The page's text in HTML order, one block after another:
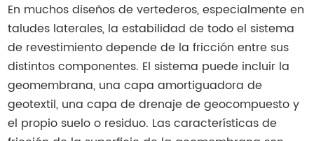
En muchos diseños de vertederos, especialmente en
taludes laterales, la estabilidad de todo el sistema
de revestimiento depende de la fricción entre sus
distintos componentes. El sistema puede incluir la
geomembrana, una capa amortiguadora de
geotextil, una capa de drenaje de geocompuesto y
el propio suelo o residuo. Las características de